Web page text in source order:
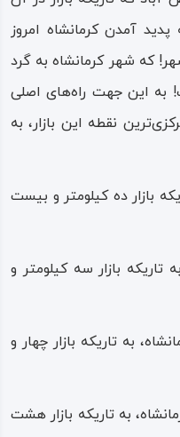
آمدن کرمانشاه امروز
که شهر کرمانشاه به گرد
به این جهت راه‌های اصلی
نقطه این بازار، به
بازار ده کیلومتر و بیست
تاریکه‌ بازار سه کیلومتر و
به تاریکه‌ بازار چهار و
به تاریکه بازار هشت